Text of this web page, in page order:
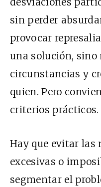
sin perder
provocar
una solución, sino
circunstancias y
quien. Pero
criterios prácticos.
Hay que evitar las
excesivas o
segmentar el